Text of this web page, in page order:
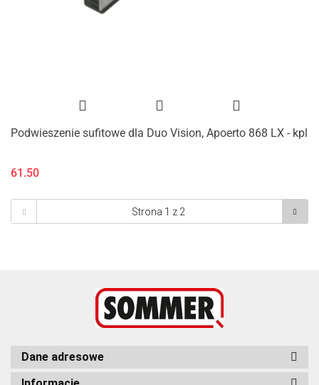
Podwieszenie sufitowe dla Duo Vision, Apoerto 868 LX - kpl
61.50
Dane adresowe